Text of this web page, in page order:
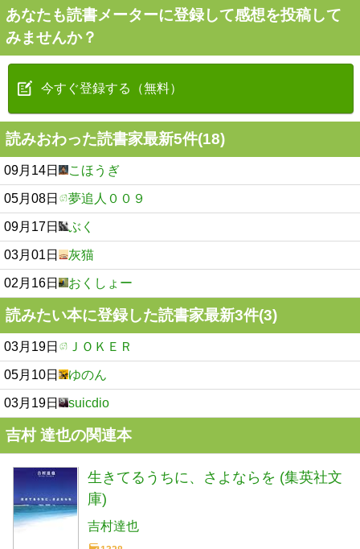
あなたも読書メーターに登録して感想を投稿して
みませんか？
今すぐ登録する（無料）
読みおわった読書家最新5件(18)
09月14日 こほうぎ
05月08日 夢追人００９
09月17日 ぶく
03月01日 灰猫
02月16日 おくしょー
読みたい本に登録した読書家最新3件(3)
03月19日 ＪＯＫＥＲ
05月10日 ゆのん
03月19日 suicdio
吉村 達也の関連本
生きてるうちに、さよならを (集英社文
庫)
吉村達也